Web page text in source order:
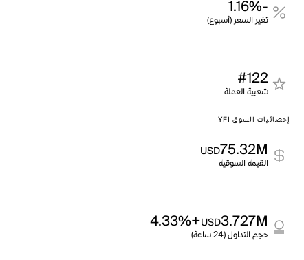
-1.16%
تغير السعر (أسبوع)
#122
شعبية العملة
إحصائيات السوق YFI
75.32M
USD
القيمة السوقية
3.727M
USD
+4.33%
حجم التداول (24 ساعة)